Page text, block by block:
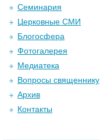
Семинария
Церковные СМИ
Блогосфера
Фотогалерея
Медиатека
Вопросы священнику
Архив
Контакты